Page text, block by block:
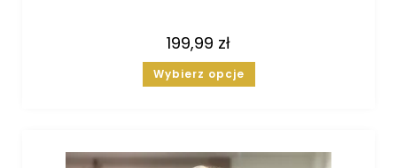
199,99 zł
Wybierz opcje